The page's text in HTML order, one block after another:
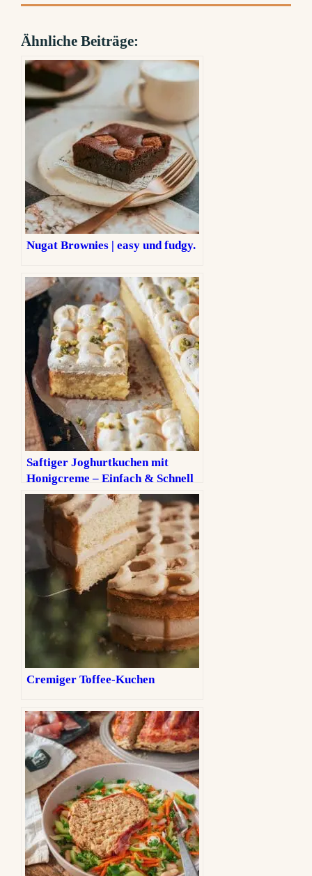
Ähnliche Beiträge:
Nugat Brownies | easy und fudgy.
Saftiger Joghurtkuchen mit
Honigcreme – Einfach & Schnell
gebacken.
Cremiger Toffee-Kuchen